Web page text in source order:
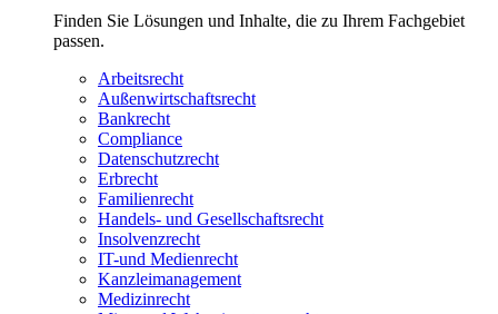
Finden Sie Lösungen und Inhalte, die zu Ihrem Fachgebiet
passen.
Arbeitsrecht
Außenwirtschaftsrecht
Bankrecht
Compliance
Datenschutzrecht
Erbrecht
Familienrecht
Handels- und Gesellschaftsrecht
Insolvenzrecht
IT-und Medienrecht
Kanzleimanagement
Medizinrecht